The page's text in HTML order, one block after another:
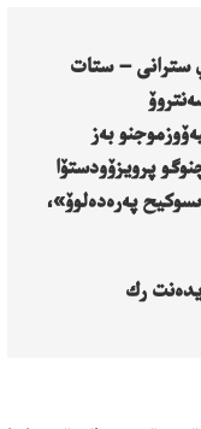
سترانى – ستات
بەز
پرويزۆودستۆا
پەرەدەلوۆ»،
رك